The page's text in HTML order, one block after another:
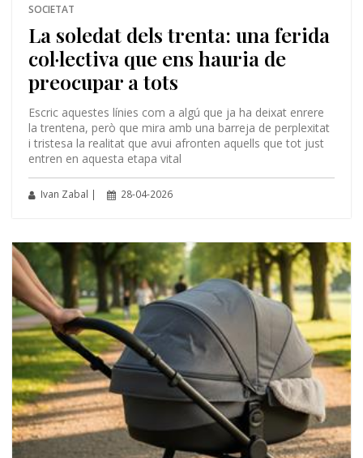
SOCIETAT
La soledat dels trenta: una ferida
col·lectiva que ens hauria de
preocupar a tots
Escric aquestes línies com a algú que ja ha deixat enrere
la trentena, però que mira amb una barreja de perplexitat
i tristesa la realitat que avui afronten aquells que tot just
entren en aquesta etapa vital
Ivan Zabal | 28-04-2026